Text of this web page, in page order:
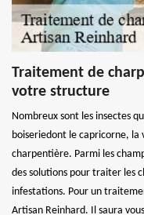
Traitement de
votre structure
Nombreux sont les insectes
boiseriedont le capricorne,
charpentière. Parmi les
des solutions pour traiter les
infestations. Pour un
Artisan Reinhard. Il saura